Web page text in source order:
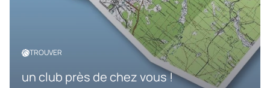
TROUVER
un club près de chez vous !